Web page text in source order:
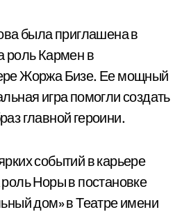
была приглашена в
роль Кармен в
Жоржа Бизе. Ее мощный
игра помогли создать
главной героини.
событий в карьере
Норы в постановке
дом» в Театре имени